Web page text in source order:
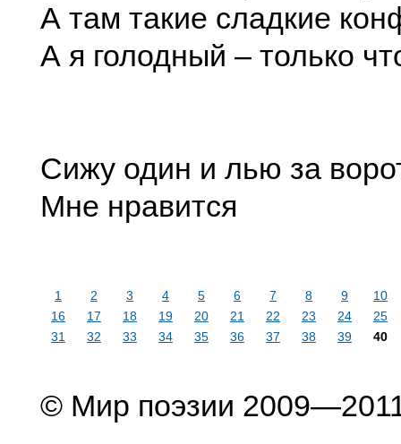
А там такие сладкие
А я голодный – только
Сижу один и лью за
Мне нравится
1 2 3 4 5 6 7 8 9
10
16
17 18 19 20 21 22 23 24
25
31
32 33 34 35 36 37 38 39 40
© Мир поэзии